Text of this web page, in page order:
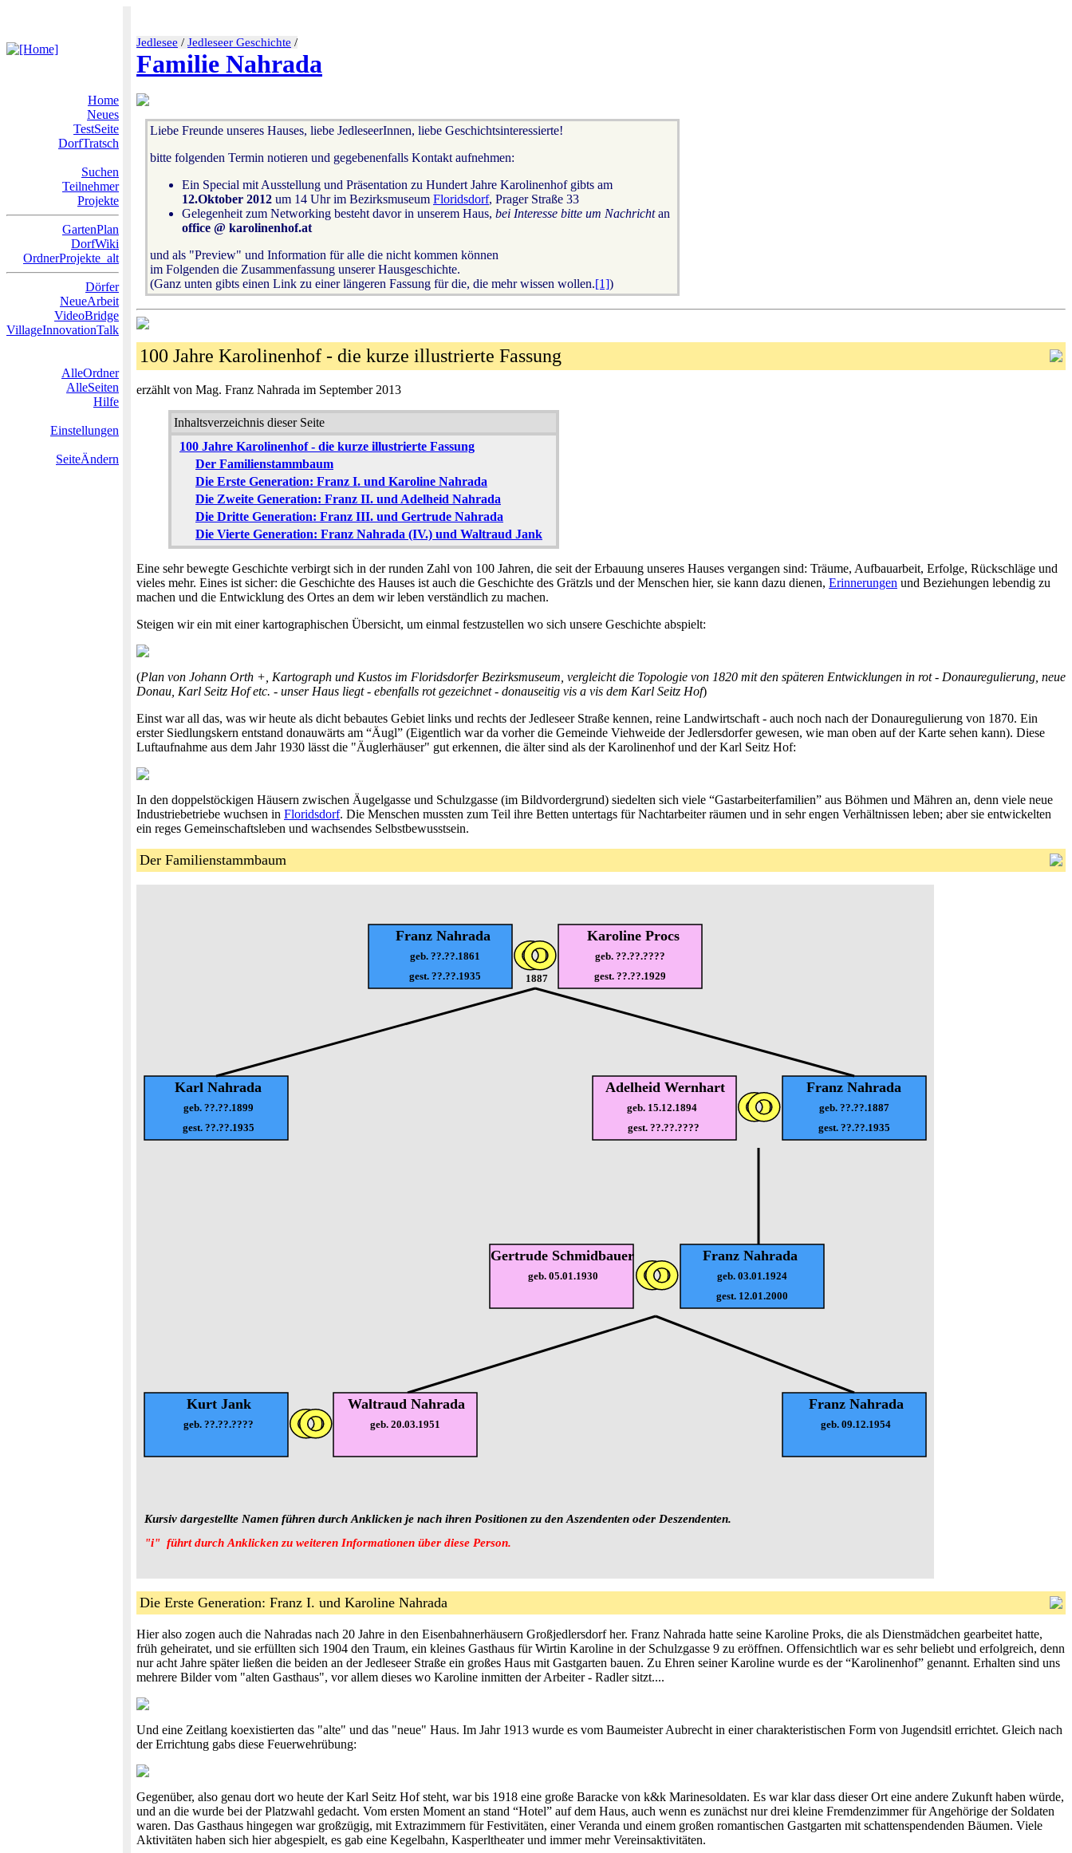
Jedlesee / Jedleseer Geschichte /
Familie Nahrada
Home
Neues
TestSeite
DorfTratsch
Suchen
Teilnehmer
Projekte
GartenPlan
DorfWiki
OrdnerProjekte_alt
Dörfer
NeueArbeit
VideoBridge
VillageInnovationTalk
AlleOrdner
AlleSeiten
Hilfe
Einstellungen
SeiteÄndern
Liebe Freunde unseres Hauses, liebe JedleseerInnen, liebe Geschichtsinteressierte!
bitte folgenden Termin notieren und gegebenenfalls Kontakt aufnehmen:
Ein Special mit Ausstellung und Präsentation zu Hundert Jahre Karolinenhof gibts am
12.Oktober 2012 um 14 Uhr im Bezirksmuseum Floridsdorf, Prager Straße 33
Gelegenheit zum Networking besteht davor in unserem Haus, bei Interesse bitte um Nachrichtan
office @ karolinenhof.at
und als "Preview" und Information für alle die nicht kommen können
im Folgenden die Zusammenfassung unserer Hausgeschichte.
(Ganz unten gibts einen Link zu einer längeren Fassung für die, die mehr wissen wollen.[1])
100 Jahre Karolinenhof - die kurze illustrierte Fassung
erzählt von Mag. Franz Nahrada im September 2013
Inhaltsverzeichnis dieser Seite
100 Jahre Karolinenhof - die kurze illustrierte Fassung
Der Familienstammbaum
Die Erste Generation: Franz I. und Karoline Nahrada
Die Zweite Generation: Franz II. und Adelheid Nahrada
Die Dritte Generation: Franz III. und Gertrude Nahrada
Die Vierte Generation: Franz Nahrada (IV.) und Waltraud Jank
Eine sehr bewegte Geschichte verbirgt sich in der runden Zahl von 100 Jahren, die seit der Erbauung unseres Hauses vergangen sind: Träume, Aufbauarbeit, Erfolge, Rückschläge und
vieles mehr. Eines ist sicher: die Geschichte des Hauses ist auch die Geschichte des Grätzls und der Menschen hier, sie kann dazu dienen, Erinnerungen und Beziehungen lebendig zu
machen und die Entwicklung des Ortes an dem wir leben verständlich zu machen.
Steigen wir ein mit einer kartographischen Übersicht, um einmal festzustellen wo sich unsere Geschichte abspielt:
(Plan von Johann Orth +, Kartograph und Kustos im Floridsdorfer Bezirksmuseum, vergleicht die Topologie von 1820 mit den späteren Entwicklungen in rot - Donauregulierung, neue
Donau, Karl Seitz Hof etc. - unser Haus liegt - ebenfalls rot gezeichnet - donauseitig vis a vis dem Karl Seitz Hof)
Einst war all das, was wir heute als dicht bebautes Gebiet links und rechts der Jedleseer Straße kennen, reine Landwirtschaft - auch noch nach der Donauregulierung von 1870. Ein
erster Siedlungskern entstand donauwärts am “Äugl” (Eigentlich war da vorher die Gemeinde Viehweide der Jedlersdorfer gewesen, wie man oben auf der Karte sehen kann). Diese
Luftaufnahme aus dem Jahr 1930 lässt die "Äuglerhäuser" gut erkennen, die älter sind als der Karolinenhof und der Karl Seitz Hof:
In den doppelstöckigen Häusern zwischen Äugelgasse und Schulzgasse (im Bildvordergrund) siedelten sich viele “Gastarbeiterfamilien” aus Böhmen und Mähren an, denn viele neue
Industriebetriebe wuchsen in Floridsdorf. Die Menschen mussten zum Teil ihre Betten untertags für Nachtarbeiter räumen und in sehr engen Verhältnissen leben; aber sie entwickelten
ein reges Gemeinschaftsleben und wachsendes Selbstbewusstsein.
Der Familienstammbaum
Karoline Procs
Franz Nahrada
geb. ??.??.????
geb. ??.??.1861
gest. ??.??.1929
gest. ??.??.1935
Karl Nahrada
geb. ??.??.1899
Kursiv dargestellte Namen führen durch Anklicken je nach ihren Positionen zu den Aszendenten oder Deszendenten.
"i"  führt durch Anklicken zu weiteren Informationen über diese Person.
Franz Nahrada
Adelheid Wernhart
geb. ??.??.1887
geb. 15.12.1894
gest. ??.??.1935
1887
gest. ??.??.1935 gest. ??.??.????
Franz Nahrada
Gertrude Schmidbauer
geb. 03.01.1924
geb. 05.01.1930
Waltraud Nahrada
Kurt Jank
geb. 20.03.1951
geb. ??.??.????
Franz Nahrada
geb. 09.12.1954
gest. 12.01.2000
Die Erste Generation: Franz I. und Karoline Nahrada
Hier also zogen auch die Nahradas nach 20 Jahre in den Eisenbahnerhäusern Großjedlersdorf her. Franz Nahrada hatte seine Karoline Proks, die als Dienstmädchen gearbeitet hatte,
früh geheiratet, und sie erfüllten sich 1904 den Traum, ein kleines Gasthaus für Wirtin Karoline in der Schulzgasse 9 zu eröffnen. Offensichtlich war es sehr beliebt und erfolgreich, denn
nur acht Jahre später ließen die beiden an der Jedleseer Straße ein großes Haus mit Gastgarten bauen. Zu Ehren seiner Karoline wurde es der “Karolinenhof” genannt. Erhalten sind uns
mehrere Bilder vom "alten Gasthaus", vor allem dieses wo Karoline inmitten der Arbeiter - Radler sitzt....
Und eine Zeitlang koexistierten das "alte" und das "neue" Haus. Im Jahr 1913 wurde es vom Baumeister Aubrecht in einer charakteristischen Form von Jugendsitl errichtet. Gleich nach
der Errichtung gabs diese Feuerwehrübung:
Gegenüber, also genau dort wo heute der Karl Seitz Hof steht, war bis 1918 eine große Baracke von k&k Marinesoldaten. Es war klar dass dieser Ort eine andere Zukunft haben würde,
und an die wurde bei der Platzwahl gedacht. Vom ersten Moment an stand “Hotel” auf dem Haus, auch wenn es zunächst nur drei kleine Fremdenzimmer für Angehörige der Soldaten
waren. Das Gasthaus hingegen war großzügig, mit Extrazimmern für Festivitäten, einer Veranda und einem großen romantischen Gastgarten mit schattenspendenden Bäumen. Viele
Aktivitäten haben sich hier abgespielt, es gab eine Kegelbahn, Kasperltheater und immer mehr Vereinsaktivitäten.